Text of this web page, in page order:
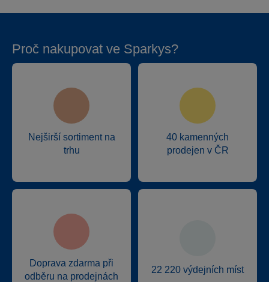
Proč nakupovat ve Sparkys?
Nejširší sortiment na
trhu
40 kamenných
prodejen v ČR
Doprava zdarma při
odběru na prodejnách
22 220 výdejních míst